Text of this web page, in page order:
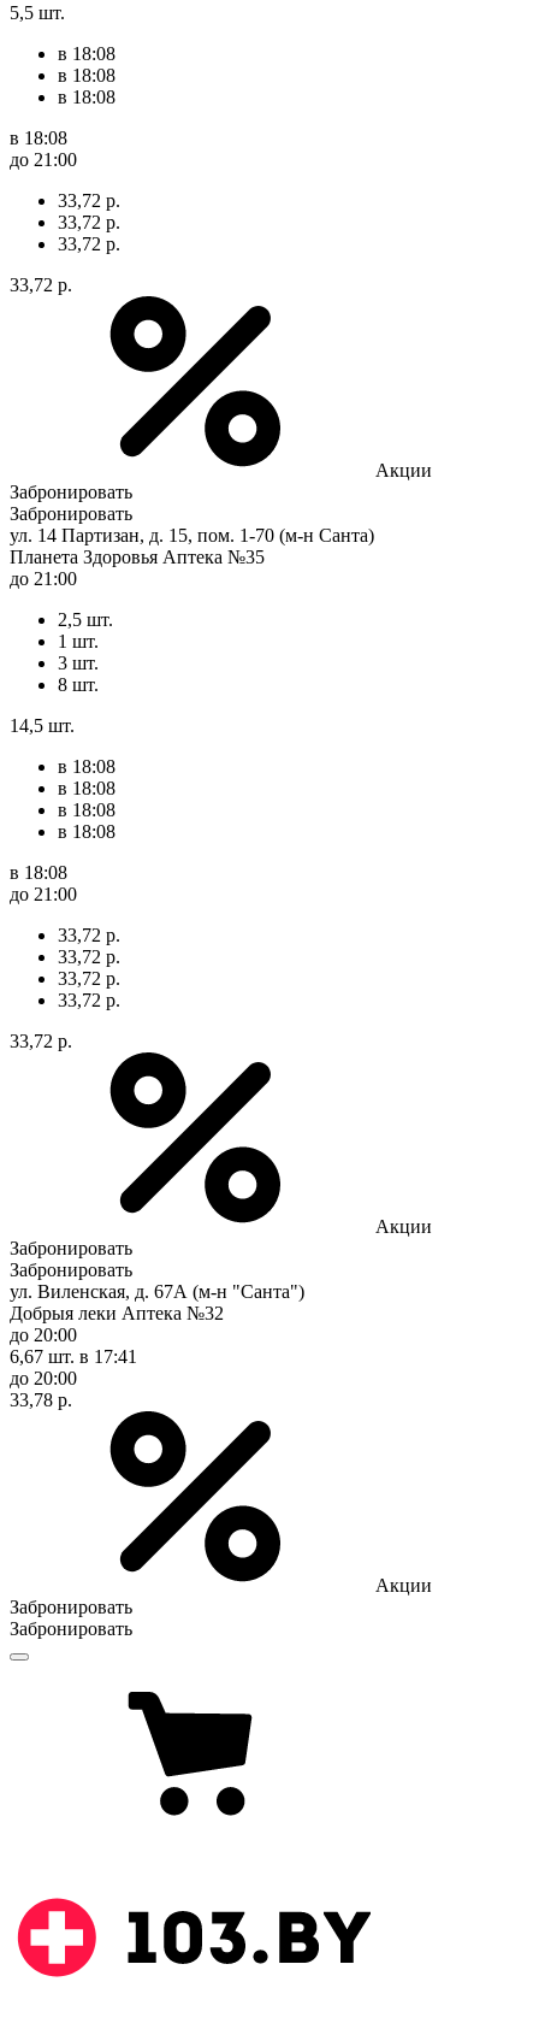
5,5 шт.
в 18:08
в 18:08
в 18:08
в 18:08
до 21:00
33,72 р.
33,72 р.
33,72 р.
33,72 р.
Акции
Забронировать
Забронировать
ул. 14 Партизан, д. 15, пом. 1-70 (м-н Санта)
Планета Здоровья Аптека №35
до 21:00
2,5 шт.
1 шт.
3 шт.
8 шт.
14,5 шт.
в 18:08
в 18:08
в 18:08
в 18:08
в 18:08
до 21:00
33,72 р.
33,72 р.
33,72 р.
33,72 р.
33,72 р.
Акции
Забронировать
Забронировать
ул. Виленская, д. 67А (м-н "Санта")
Добрыя леки Аптека №32
до 20:00
6,67 шт. в 17:41
до 20:00
33,78 р.
Акции
Забронировать
Забронировать